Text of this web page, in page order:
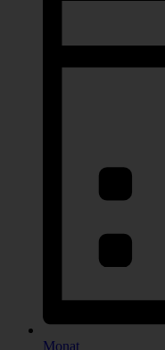
Monat